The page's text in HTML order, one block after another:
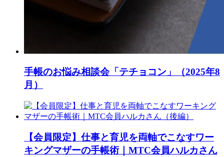
手帳のお悩み相談会「テチョコン」（2025年8
月）
【会員限定】仕事と育児を両軸でこなすワー
キングマザーの手帳術｜MTC会員ハルカさん